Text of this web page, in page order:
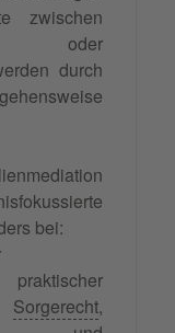
zwischen
oder
durch
bei:
Sorgerecht,